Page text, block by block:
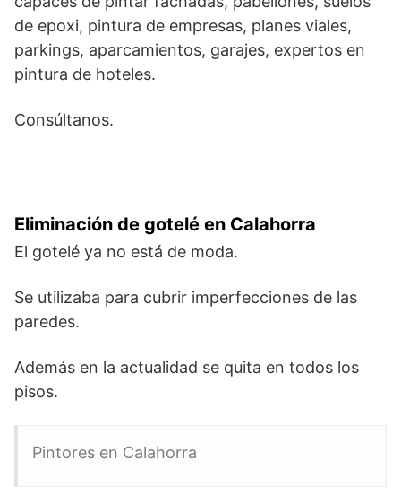
de epoxi, pintura de empresas, planes viales,
parkings, aparcamientos, garajes, expertos en
pintura de hoteles.
Consúltanos.
Eliminación de gotelé en Calahorra
El gotelé ya no está de moda.
Se utilizaba para cubrir imperfecciones de las
paredes.
Además en la actualidad se quita en todos los
pisos.
Pintores en Calahorra